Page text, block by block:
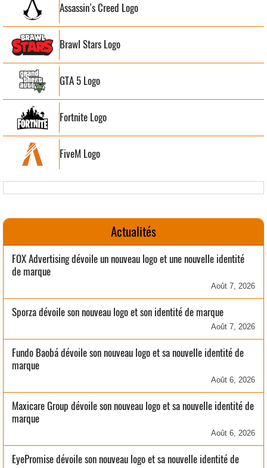
Assassin’s Creed Logo
Brawl Stars Logo
GTA 5 Logo
Fortnite Logo
FiveM Logo
Actualités
FOX Advertising dévoile un nouveau logo et une nouvelle identité
de marque
Août 7, 2026
Sporza dévoile son nouveau logo et son identité de marque
Août 7, 2026
Fundo Baobá dévoile son nouveau logo et sa nouvelle identité de
marque
Août 6, 2026
Maxicare Group dévoile son nouveau logo et sa nouvelle identité de
marque
Août 6, 2026
EyePromise dévoile son nouveau logo et sa nouvelle identité de